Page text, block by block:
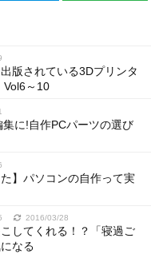
版されている3Dプリンタ
Vol6～10
に!自作PCパーツの選び
】パソコンの自作って実
2016/03/28
してくれる！？「寝過ご
なる